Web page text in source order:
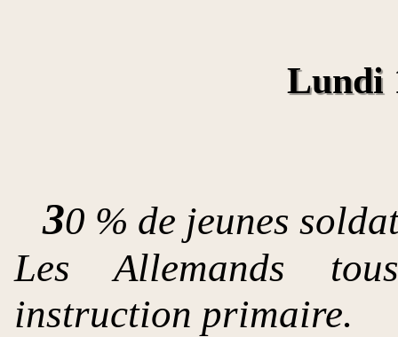
Lundi
30 % de jeunes
Les Allemands
instruction primaire.